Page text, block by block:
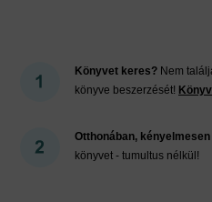
Könyvet keres? Nem
könyve beszerzését!
Otthonában, kényelmesen
könyvet - tumultus nélkül!